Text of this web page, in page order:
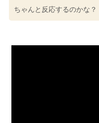
ちゃんと反応するのかな？